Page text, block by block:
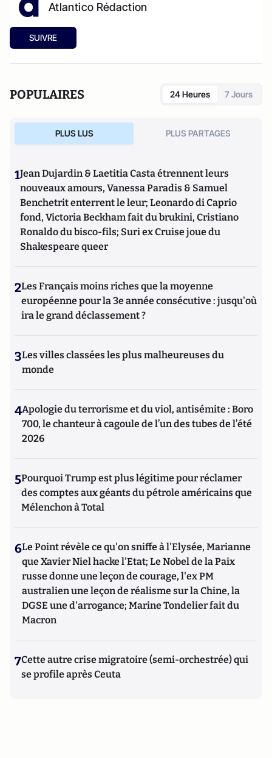
Atlantico Rédaction
SUIVRE
POPULAIRES 24 Heures 7 Jours
PLUS LUS PLUS PARTAGES
1Jean Dujardin & Laetitia Casta étrennent leurs
nouveaux amours, Vanessa Paradis & Samuel
Benchetrit enterrent le leur; Leonardo di Caprio
fond, Victoria Beckham fait du brukini, Cristiano
Ronaldo du bisco-fils; Suri ex Cruise joue du
Shakespeare queer
2Les Français moins riches que la moyenne
européenne pour la 3e année consécutive : jusqu'où
ira le grand déclassement ?
3Les villes classées les plus malheureuses du
monde
4Apologie du terrorisme et du viol, antisémite : Boro
700, le chanteur à cagoule de l’un des tubes de l’été
2026
5Pourquoi Trump est plus légitime pour réclamer
des comptes aux géants du pétrole américains que
Mélenchon à Total
6Le Point révèle ce qu'on sniffe à l'Elysée, Marianne
que Xavier Niel hacke l'Etat; Le Nobel de la Paix
russe donne une leçon de courage, l'ex PM
australien une leçon de réalisme sur la Chine, la
DGSE une d'arrogance; Marine Tondelier fait du
Macron
7Cette autre crise migratoire (semi-orchestrée) qui
se profile après Ceuta